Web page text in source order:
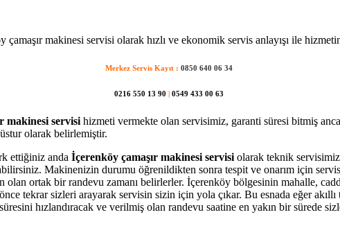
çamaşır makinesi servisi olarak hızlı ve ekonomik servis anlayışı ile
Merkez Servis Kayıt : 0850 640 06 34
0216 550 13 90 | 0549 433 00 63
makinesi servisi hizmeti vermekte olan servisimiz, garanti süresi bitmiş
olarak belirlemiştir.
ettiğiniz anda İçerenköy çamaşır makinesi servisi olarak teknik
Makinenizin durumu öğrenildikten sonra tespit ve onarım için
olan ortak bir randevu zamanı belirlerler. İçerenköy bölgesinin mahalle,
tekrar sizleri arayarak servisin sizin için yola çıkar. Bu esnada eğer
hızlandıracak ve verilmiş olan randevu saatine en yakın bir sürede